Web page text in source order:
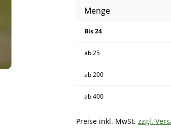
Menge
Bis24
ab25
ab200
ab400
Preise inkl. MwSt.zzgl.